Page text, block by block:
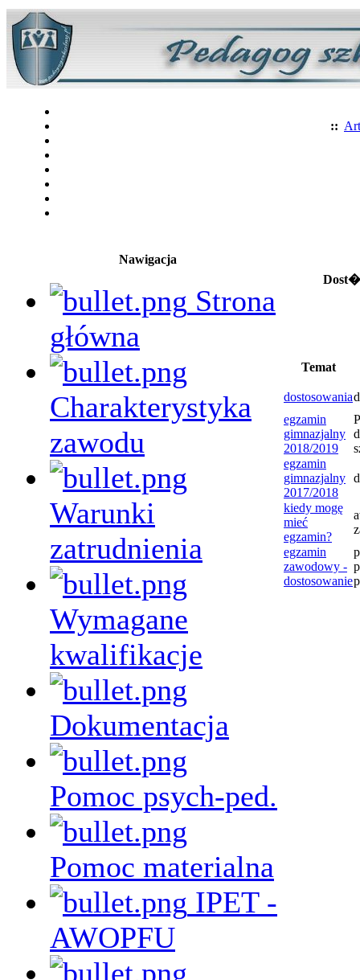
::
Nawigacja
Strona
główna
Charakterystyka
zawodu
Warunki
zatrudnienia
Wymagane
kwalifikacje
Dokumentacja
Pomoc psych-ped.
Pomoc materialna
IPET -
AWOPFU
Temat
dostosowania
egzamin
gimnazjalny
2018/2019
egzamin
gimnazjalny
2017/2018
kiedy mogę
mieć
egzamin?
egzamin
zawodowy -
dostosowanie